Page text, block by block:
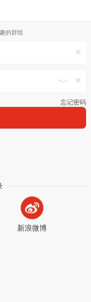
的群组
忘记密码
新浪微博